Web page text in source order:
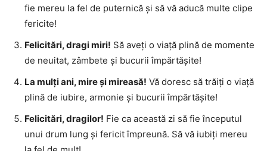
fie mereu la fel de puternică și să vă aducă multe clipe
fericite!
Felicitări, dragi miri! Să aveți o viață plină de momente
de neuitat, zâmbete și bucurii împărtășite!
La mulți ani, mire și mireasă! Vă doresc să trăiți o viață
plină de iubire, armonie și bucurii împărtășite!
Felicitări, dragilor! Fie ca această zi să fie începutul
unui drum lung și fericit împreună. Să vă iubiți mereu